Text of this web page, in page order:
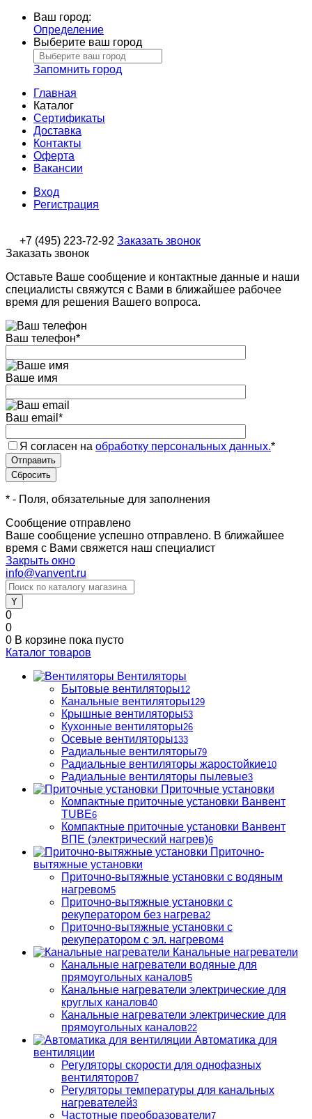
Ваш город:
Определение
Выберите ваш город
Запомнить город
Главная
Каталог
Сертификаты
Доставка
Контакты
Оферта
Вакансии
Вход
Регистрация
+7 (495) 223-72-92 Заказать звонок
Заказать звонок
Оставьте Ваше сообщение и контактные данные и наши
специалисты свяжутся с Вами в ближайшее рабочее
время для решения Вашего вопроса.
Ваш телефон*
Ваше имя
Ваш email *
Я согласен на обработку персональных данных.*
* - Поля, обязательные для заполнения
Сообщение отправлено
Ваше сообщение успешно отправлено. В ближайшее
время с Вами свяжется наш специалист
Закрыть окно
info@vanvent.ru
0
0
0 В корзине пока пусто
Каталог товаров
Вентиляторы
Бытовые вентиляторы12
Канальные вентиляторы129
Крышные вентиляторы53
Кухонные вентиляторы26
Осевые вентиляторы133
Радиальные вентиляторы79
Радиальные вентиляторы жаростойкие10
Радиальные вентиляторы пылевые3
Приточные установки
Компактные приточные установки Ванвент
TUBE6
Компактные приточные установки Ванвент
ВПЕ (электрический нагрев)6
Приточно-
вытяжные установки
Приточно-вытяжные установки с водяным
нагревом5
Приточно-вытяжные установки с
рекуператором без нагрева2
Приточно-вытяжные установки с
рекуператором с эл. нагревом4
Канальные нагреватели
Канальные нагреватели водяные для
прямоугольных каналов5
Канальные нагреватели электрические для
круглых каналов40
Канальные нагреватели электрические для
прямоугольных каналов22
Автоматика для
вентиляции
Регуляторы скорости для однофазных
вентиляторов7
Регуляторы температуры для канальных
нагревателей3
Частотные преобразователи7